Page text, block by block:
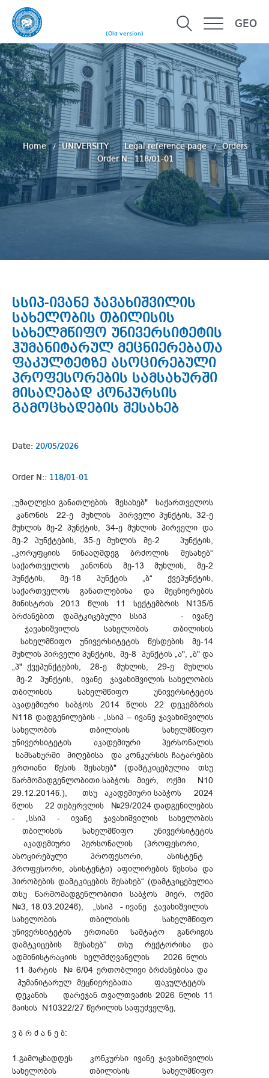
(Old version)
GEO
Home UNIVERSITY Legal reference page
Orders
Order N:: 118/01-01
სსიპ-ივანე ჯავახიშვილის
სახელობის თბილისის
სახელმწიფო უნივერსიტეტის
ჰუმანიტარულ მეცნიერებათა
ფაკულტეტზე ასოცირებული
პროფესორების სამსახურში
მისაღებად კონკურსის
გამოცხადების შესახებ
Date: 20/05/2026
Order N:: 118/01-01
„უმაღლესი განათლების შესახებ" საქართველოს
კანონის 22-ე მუხლის პირველი პუნქტის, 32-ე
მუხლის მე-2 პუნქტის, 34-ე მუხლის პირველი და
მე-2 პუნქტების, 35-ე მუხლის მე-2 პუნქტის,
„კორუფციის წინააღმდეგ ბრძოლის შესახებ“
საქართველოს კანონის მე-13 მუხლის, მე-2
პუნქტის, მე-18 პუნქტის „ბ“ ქვეპუნქტის,
საქართველოს განათლებისა და მეცნიერების
მინისტრის 2013 წლის 11 სექტემბრის N135/ნ
ბრძანებით დამტკიცებული სსიპ - ივანე
ჯავახიშვილის სახელობის თბილისის
სახელმწიფო უნივერსიტეტის წესდების მე-14
მუხლის პირველი პუნქტის, მე-8 პუნქტის „ა", „ბ" და
„პ" ქვეპუნქტების, 28-ე მუხლის, 29-ე მუხლის
მე-2 პუნქტის, ივანე ჯავახიშვილის სახელობის
თბილისის სახელმწიფო უნივერსიტეტის
აკადემიური საბჭოს 2014 წლის 22 დეკემბრის
N118 დადგენილების - „სსიპ – ივანე ჯავახიშვილის
სახელობის თბილისის სახელმწიფო
უნივერსიტეტის აკადემიური პერსონალის
სამსახურში მიღებისა და კონკურსის ჩატარების
ერთიანი წესის შესახებ" (დამტკიცებულია თსუ
წარმომადგენლობითი საბჭოს მიერ, ოქმი N10
29.12.2014წ.), თსუ აკადემიური საბჭოს 2024
წლის 22 თებერვლის №29/2024 დადგენილების
- „სსიპ - ივანე ჯავახიშვილის სახელობის
თბილისის სახელმწიფო უნივერსიტეტის
აკადემიური პერსონალის (პროფესორი,
ასოცირებული პროფესორი, ასისტენტ
პროფესორი, ასისტენტი) აფილირების წესისა და
პირობების დამტკიცების შესახებ“ (დამტკიცებულია
თსუ წარმომადგენლობითი საბჭოს მიერ, ოქმი
№3, 18.03.2024წ), „სსიპ - ივანე ჯავახიშვილის
სახელობის თბილისის სახელმწიფო
უნივერსიტეტის ერთიანი საშტატო განრიგის
დამტკიცების შესახებ“ თსუ რექტორისა და
ადმინისტრაციის ხელმძღვანელის 2026 წლის
11 მარტის № 6/04 ერთობლივი ბრძანებისა და
ჰუმანიტარულ მეცნიერებათა ფაკულტეტის
დეკანის დარეჯან თვალთვაძის 2026 წლის 11
მაისის N10322/27 წერილის საფუძველზე,
ვ ბ რ ძ ა ნ ე ბ:
1.გამოცხადდეს კონკურსი ივანე ჯავახიშვილის
სახელობის თბილისის სახელმწიფო